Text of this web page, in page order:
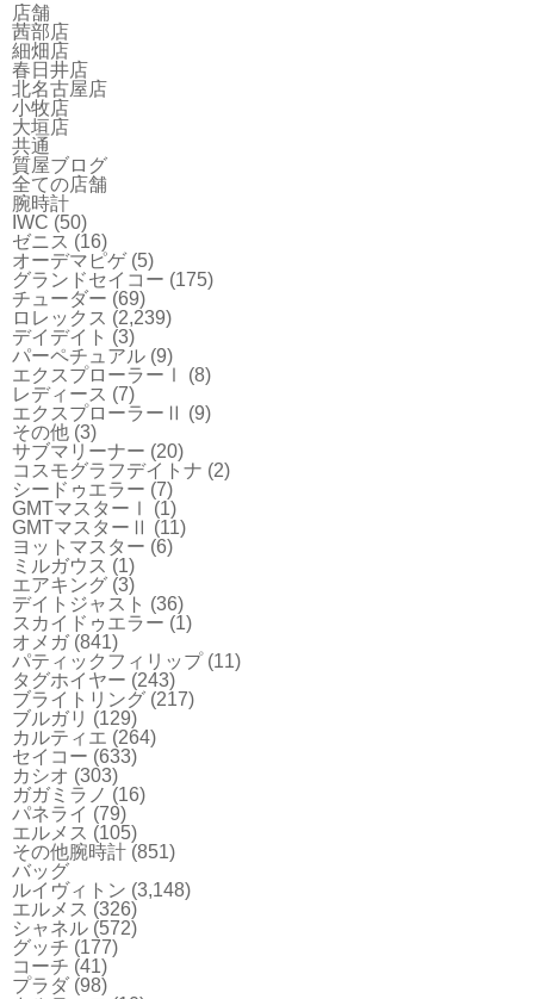
店舗
茜部店
細畑店
春日井店
北名古屋店
小牧店
大垣店
共通
質屋ブログ
全ての店舗
腕時計
IWC (50)
ゼニス (16)
オーデマピゲ(5)
グランドセイコー (175)
チューダー (69)
ロレックス (2,239)
デイデイト (3)
パーペチュアル (9)
エクスプローラーⅠ
(8)
レディース (7)
エクスプローラーⅡ (9)
その他 (3)
サブマリーナー (20)
コスモグラフデイトナ (2)
シードゥエラー (7)
GMTマスターⅠ
(1)
GMTマスターⅡ (11)
ヨットマスター (6)
ミルガウス (1)
エアキング (3)
デイトジャスト (36)
スカイドゥエラー (1)
オメガ(841)
パティックフィリップ(11)
タグホイヤー (243)
ブライトリング (217)
ブルガリ (129)
カルティエ (264)
セイコー (633)
カシオ (303)
ガガミラノ (16)
パネライ (79)
エルメス (105)
その他腕時計 (851)
バッグ
ルイヴィトン (3,148)
エルメス (326)
シャネル (572)
グッチ (177)
コーチ (41)
プラダ (98)